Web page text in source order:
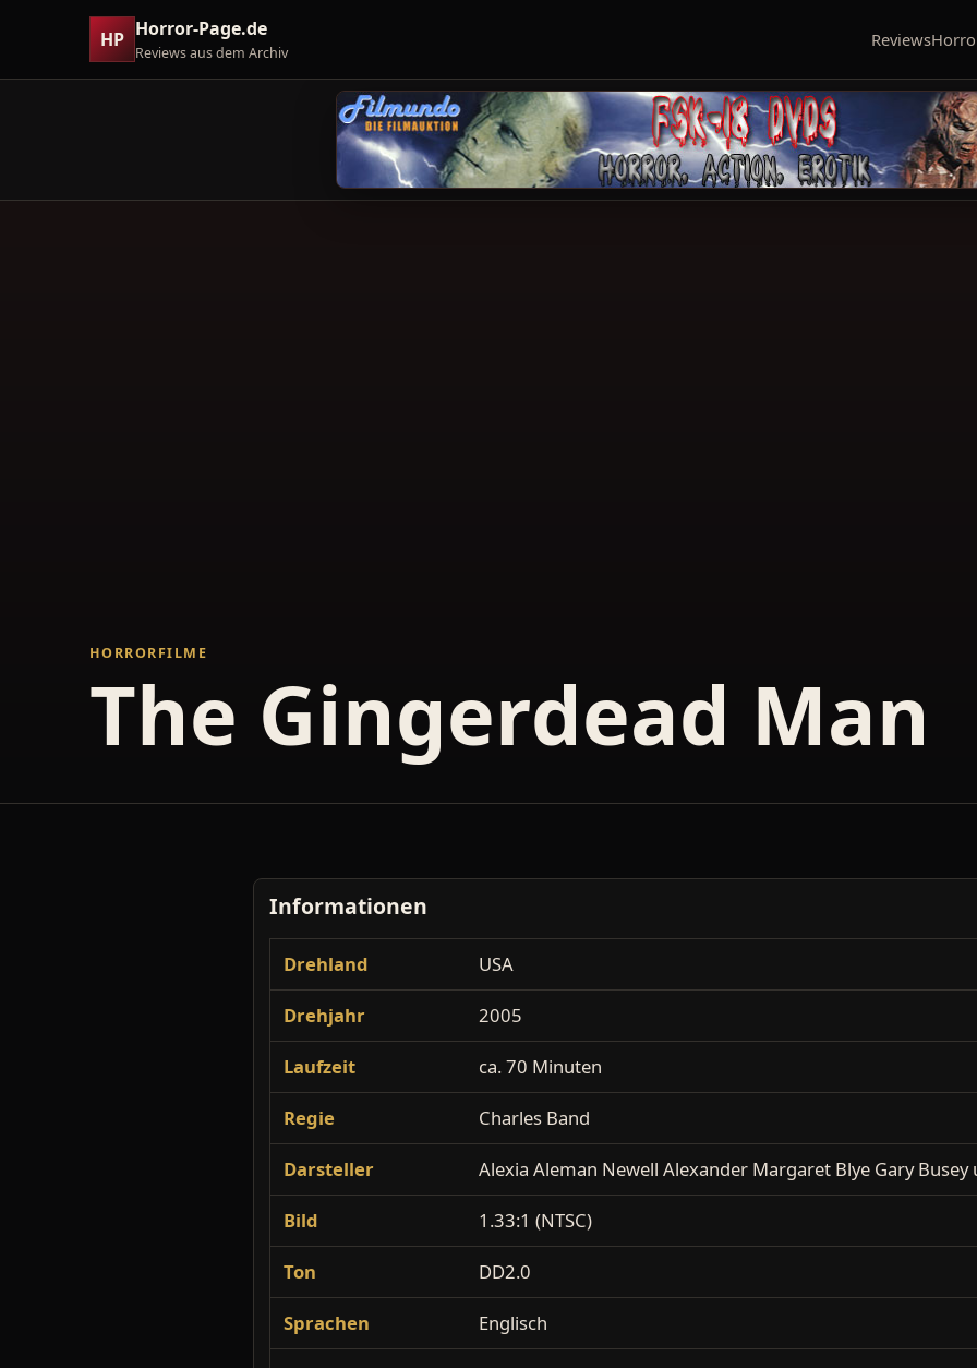
HP Horror-Page.de
Reviews aus dem Archiv
Reviews
HORRORFILME
The Gingerdead Man
Informationen
Drehland USA
Drehjahr 2005
Laufzeit ca. 70 Minuten
Regie Charles Band
Darsteller Alexia Aleman Newell Alexander Margaret Blye Gary Busey
Bild 1.33:1 (NTSC)
Ton DD2.0
Sprachen Englisch